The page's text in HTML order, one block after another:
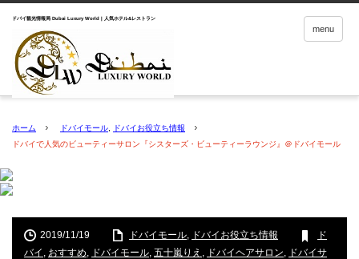
menu
ホーム ドバイモール
ドバイお役立ち情報
ドバイで人気のビューティーサロン『シスターズ・ビューティーラウンジ』＠ドバイモール
2019/11/19 ドバイモール, ドバイお役立ち情報
ド
バイ , おすすめ, ドバイモール, 五十嵐りえ , ドバイヘアサロン, ドバイサ